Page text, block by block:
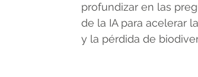
profundizar en las
de la IA para acelerar
y la pérdida de